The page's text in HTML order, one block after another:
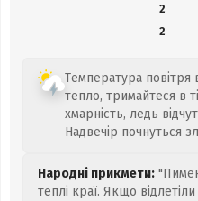
2
2
Температура повітря
тепло, тримайтеся в
хмарність, ледь
Надвечір почнуться
Народні прикмети:
теплі краї. Якщо